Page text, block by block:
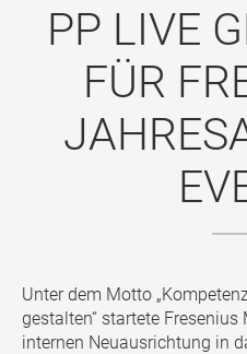
PP LIVE
FÜR
Unter dem Motto
gestalten“ startete
internen Neuausrichtung in